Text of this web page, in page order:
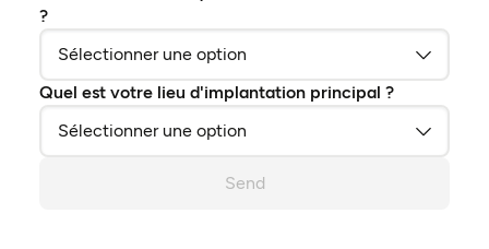
?
Quel est votre lieu d'implantation principal ?
Send